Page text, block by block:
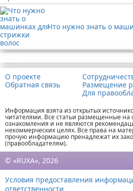
Что нужно знать о
О проекте
Обратная связь
Размещение
Для
Информация взята из открытых
читателями. Все статьи размещенные на
ознакомления и не являются
некоммерческих целях. Все права на
прочую информацию пренадлежат их
(правообладателям).
© «RUXA», 2026
Условия предоставления
ответственности